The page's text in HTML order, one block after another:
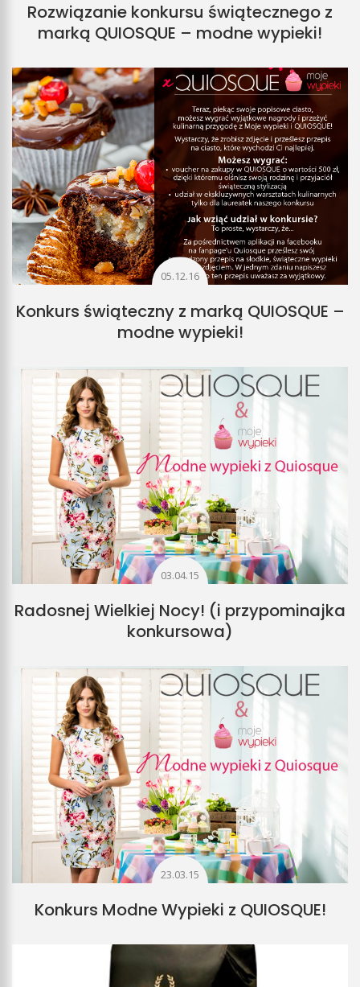
Rozwiązanie konkursu świątecznego z
marką QUIOSQUE – modne wypieki!
05.12.16
Konkurs świąteczny z marką QUIOSQUE –
modne wypieki!
03.04.15
Radosnej Wielkiej Nocy! (i przypominajka
konkursowa)
23.03.15
Konkurs Modne Wypieki z QUIOSQUE!